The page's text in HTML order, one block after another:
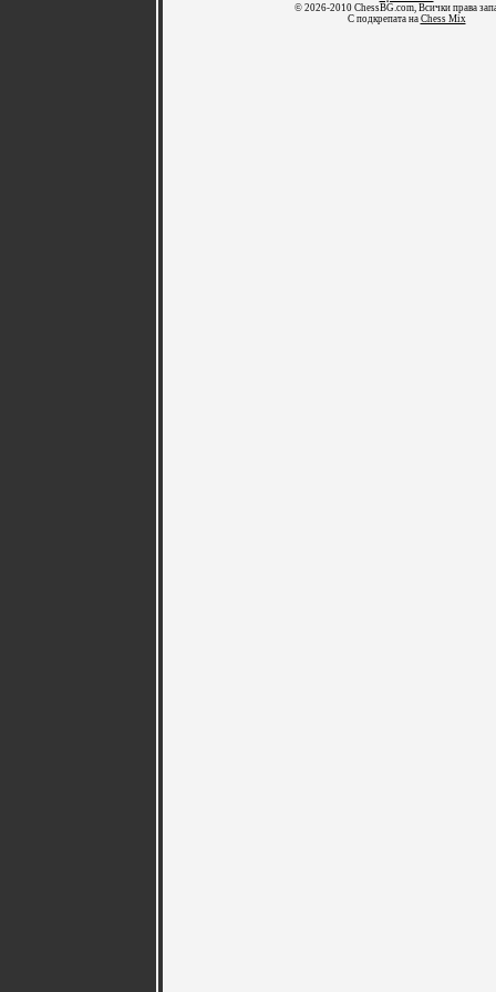
© 2026-2010 ChessBG.com, Всички права
С подкрепата на Chess Mix